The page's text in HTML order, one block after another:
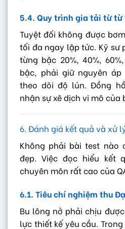
5.4. Quy trình gia tải từ
Tuyệt đối không được
tối đa ngay lập tức. Kỹ sư
từng bậc 20%, 40%,
bậc, phải giữ nguyên
theo dõi độ lún. Đồng
nhận sự xê dịch vi mô của
6. Đánh giá kết quả và xử
Không phải bài test nào
đẹp. Việc đọc hiểu kết
chuyên môn rất cao của
6.1. Tiêu chí nghiệm thu
Bu lông nở phải chịu
lực thiết kế yêu cầu.